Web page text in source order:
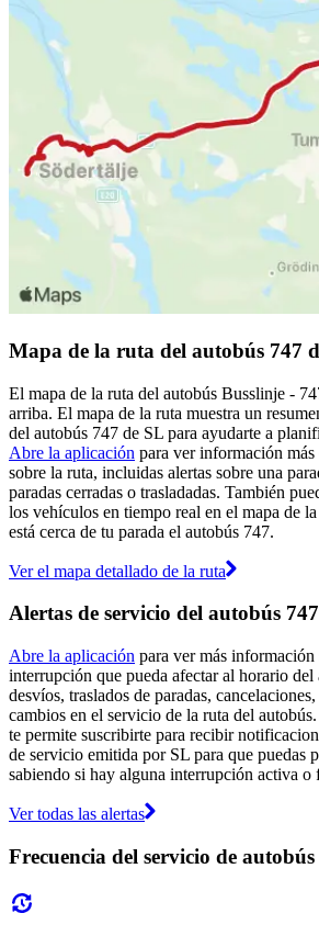
Mapa de la ruta del autobús 747
El mapa de la ruta del autobús Busslinje -
arriba. El mapa de la ruta muestra un
del autobús 747 de SL para ayudarte a
Abre la aplicación para ver información
sobre la ruta, incluidas alertas sobre una
paradas cerradas o trasladadas. También
los vehículos en tiempo real en el mapa de
está cerca de tu parada el autobús 747.
Ver el mapa detallado de la ruta
Alertas de servicio del autobús
Abre la aplicación para ver más
interrupción que pueda afectar al horario
desvíos, traslados de paradas,
cambios en el servicio de la ruta del autobús.
te permite suscribirte para recibir
de servicio emitida por SL para que puedas
sabiendo si hay alguna interrupción activa o
Ver todas las alertas
Frecuencia del servicio de